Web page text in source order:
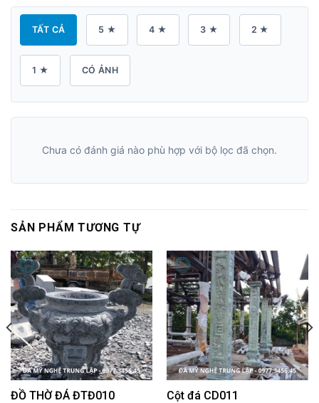
TẤT CẢ 5 ★ 4 ★ 3 ★ 2 ★
1 ★ CÓ ẢNH
Chưa có đánh giá nào phù hợp với bộ lọc đã chọn.
SẢN PHẨM TƯƠNG TỰ
ĐỒ THỜ ĐÁ ĐTĐ010 Cột đá CD011